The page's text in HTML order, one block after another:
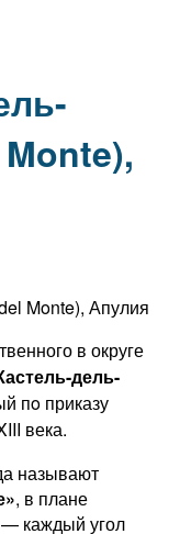
в округе
дель-
пo приказу
века.
называют
, в плане
— каждый угол